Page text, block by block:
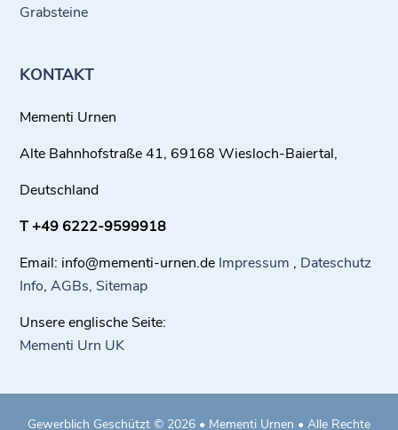
Grabsteine
KONTAKT
Mementi Urnen
Alte Bahnhofstraße 41, 69168 Wiesloch-Baiertal,
Deutschland
T +49 6222-9599918
Email: info@mementi-urnen.de Impressum , Dateschutz
Info,AGBs, Sitemap
Unsere englische Seite:
Mementi Urn UK
Gewerblich Geschützt © 2026 • Mementi Urnen • Alle Rechte